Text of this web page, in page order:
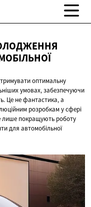
оптимальну
умовах, забезпечуючи
Це не фантастика, а
розробкам у сфері
лише покращують роботу
для автомобільної